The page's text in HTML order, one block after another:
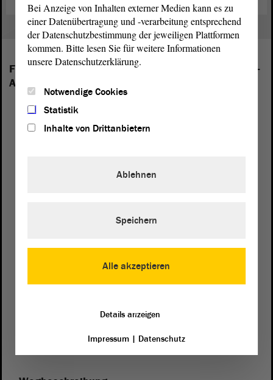
Folgende Fraktionen sind im Landtag von Sachsen-
Anhalt vertreten:
von Sachsen-Anhalt
Bei Anzeige von Inhalten externer Medien kann es zu
einer Datenübertragung und -verarbeitung entsprechend
der Datenschutzbestimmung der jeweiligen Plattformen
kommen. Bitte lesen Sie für weitere Informationen
unsere Datenschutzerklärung.
Notwendige Cookies
Statistik
Inhalte von Drittanbietern
Alle akzeptieren
Ablehnen
Speichern
Details anzeigen
Impressum| Datenschutz